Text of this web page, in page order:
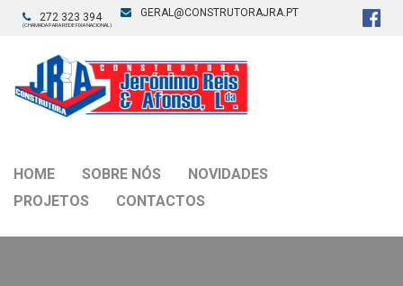
272 323 394
(CHAMADA PARA REDE FIXA NACIONAL)
GERAL@CONSTRUTORAJRA.PT
HOME SOBRE NÓS
NOVIDADES
PROJETOS
CONTACTOS